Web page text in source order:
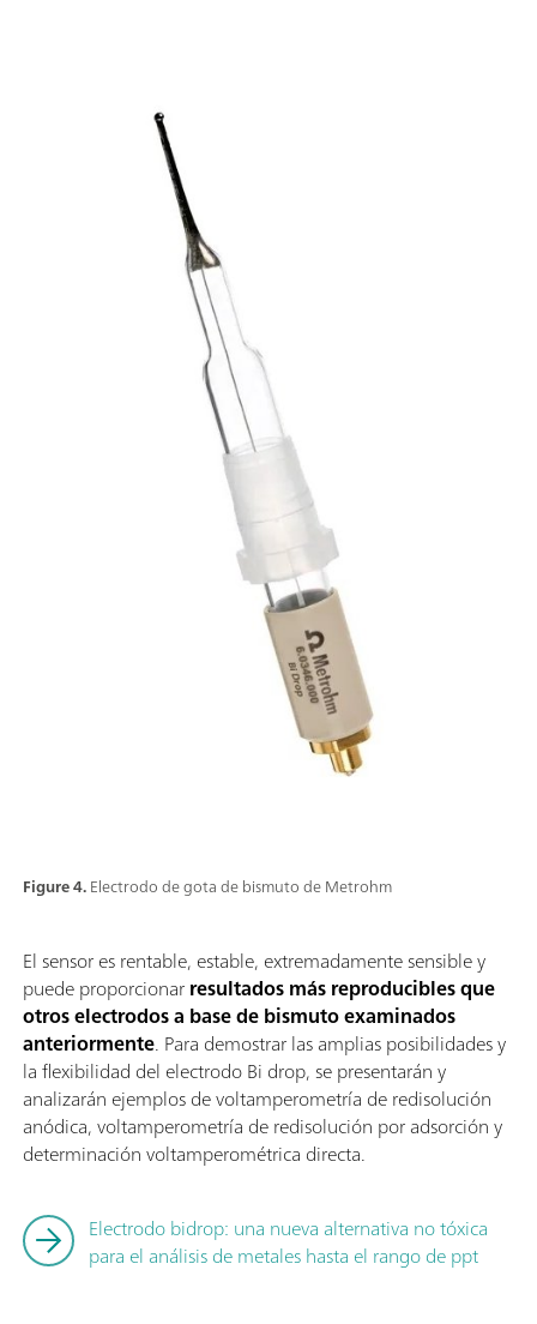
Figure 4.Electrodo de gota de bismuto de Metrohm
El sensor es rentable, estable, extremadamente sensible y
puede proporcionarresultados más reproducibles que
otros electrodos a base de bismuto examinados
anteriormente. Para demostrar las amplias posibilidades y
la flexibilidad del electrodo Bi drop, se presentarán y
analizarán ejemplos de voltamperometría de redisolución
anódica, voltamperometría de redisolución por adsorción y
determinación voltamperométrica directa.
Electrodo bidrop: una nueva alternativa no tóxica
para el análisis de metales hasta el rango de ppt